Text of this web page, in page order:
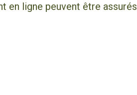
en ligne peuvent être